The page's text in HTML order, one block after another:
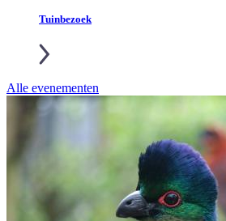
Tuinbezoek
Alle evenementen